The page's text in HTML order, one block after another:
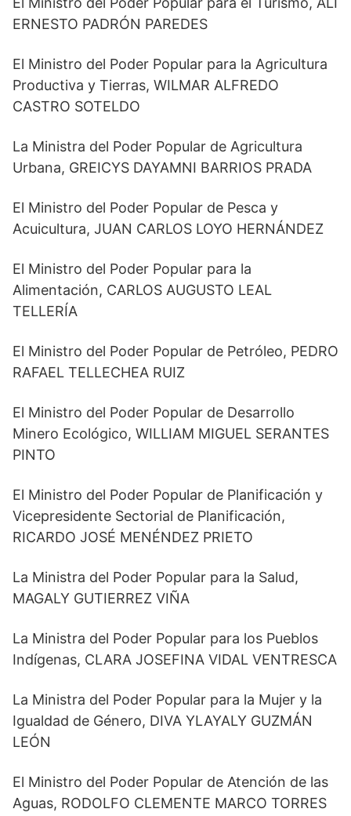
ERNESTO PADRÓN PAREDES
El Ministro del Poder Popular para la Agricultura
Productiva y Tierras, WILMAR ALFREDO
CASTRO SOTELDO
La Ministra del Poder Popular de Agricultura
Urbana, GREICYS DAYAMNI BARRIOS PRADA
El Ministro del Poder Popular de Pesca y
Acuicultura, JUAN CARLOS LOYO HERNÁNDEZ
El Ministro del Poder Popular para la
Alimentación, CARLOS AUGUSTO LEAL
TELLERÍA
El Ministro del Poder Popular de Petróleo, PEDRO
RAFAEL TELLECHEA RUIZ
El Ministro del Poder Popular de Desarrollo
Minero Ecológico, WILLIAM MIGUEL SERANTES
PINTO
El Ministro del Poder Popular de Planificación y
Vicepresidente Sectorial de Planificación,
RICARDO JOSÉ MENÉNDEZ PRIETO
La Ministra del Poder Popular para la Salud,
MAGALY GUTIERREZ VIÑA
La Ministra del Poder Popular para los Pueblos
Indígenas, CLARA JOSEFINA VIDAL VENTRESCA
La Ministra del Poder Popular para la Mujer y la
Igualdad de Género, DIVA YLAYALY GUZMÁN
LEÓN
El Ministro del Poder Popular de Atención de las
Aguas, RODOLFO CLEMENTE MARCO TORRES